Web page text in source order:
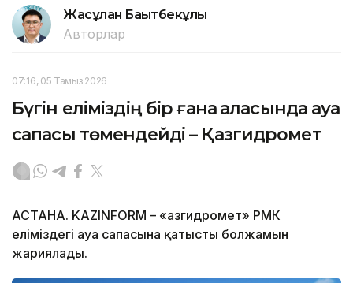
Жасұлан Бақытбекұлы
Авторлар
07:16, 05 Тамыз 2026
Бүгін еліміздің бір ғана қаласында ауа
сапасы төмендейді – Қазгидромет
АСТАНА. KAZINFORM – «Қазгидромет» РМК
еліміздегі ауа сапасына қатысты болжамын
жариялады.